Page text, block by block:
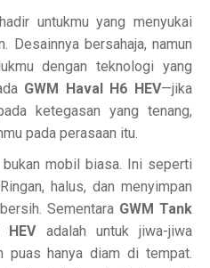
untukmu yang menyukai
Desainnya bersahaja, namun
dengan teknologi yang
GWM Haval H6 HEV—jika
ketegasan yang tenang,
pada perasaan itu.
mobil biasa. Ini seperti
halus, dan menyimpan
Sementara GWM Tank
adalah untuk jiwa-jiwa
puas hanya diam di tempat.